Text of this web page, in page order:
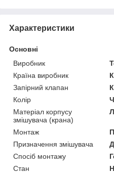
Характеристики
Основні
Виробник
Країна виробник
Запірний клапан
Колір
Матеріал корпусу
змішувача (крана)
Монтаж
Призначення змішувача
Спосіб монтажу
Стан